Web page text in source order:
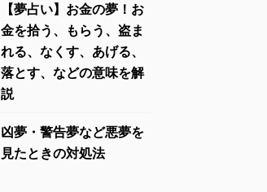
【夢占い】お金の夢！お
金を拾う、もらう、盗ま
れる、なくす、あげる、
落とす、などの意味を解
説
凶夢・警告夢など悪夢を
見たときの対処法